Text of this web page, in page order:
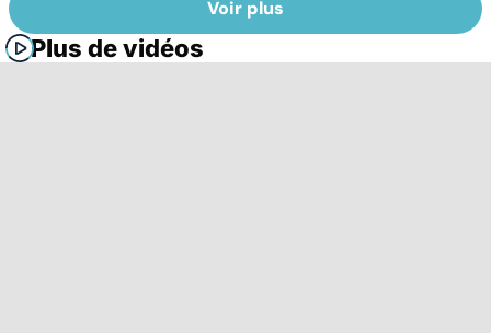
Voir plus
Plus de vidéos